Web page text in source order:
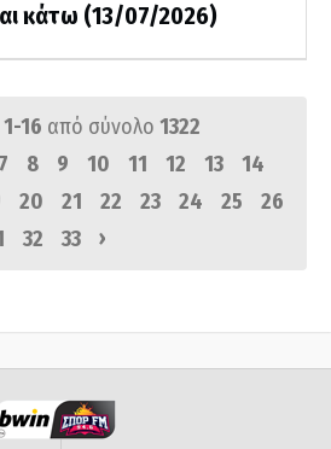
κάτω (13/07/2026)
1-16 από σύνολο 1322
7 8 9 10 11 12 13
14
20 21 22 23 24 25
26
32 33 ›